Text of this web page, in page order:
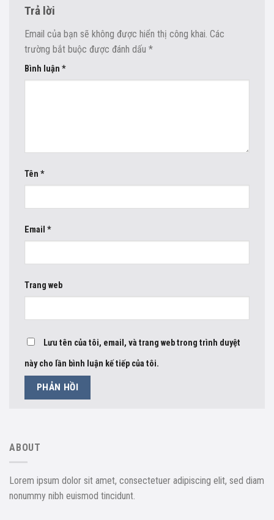
Trả lời
Email của bạn sẽ không được hiển thị công khai. Các
trường bắt buộc được đánh dấu *
Bình luận *
Tên *
Email *
Trang web
Lưu tên của tôi, email, và trang web trong trình duyệt
này cho lần bình luận kế tiếp của tôi.
ABOUT
Lorem ipsum dolor sit amet, consectetuer adipiscing elit, sed diam
nonummy nibh euismod tincidunt.